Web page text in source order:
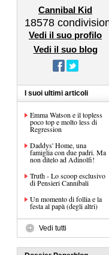
Cannibal Kid
18578
Vedi il suo profilo
Vedi il suo blog
I suoi ultimi articoli
Emma Watson e il topless
poco top e molto less di
Regression
Daddys' Home, una
famiglia con due padri. Ma
non ditelo ad Adinolfi!
Truth - Lo scoop esclusivo
di Pensieri Cannibali
Un momento di follia e la
festa al papà (degli altri)
Vedi tutti